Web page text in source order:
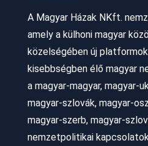
A Magyar Házak NKft.
amely a külhoni magyar
közelségében új
kisebbségben élő magyar
amagyar-magyar, magyar-
magyar-szlovák, magyar-
magyar-szerb, magyar-
nemzetpolitikai